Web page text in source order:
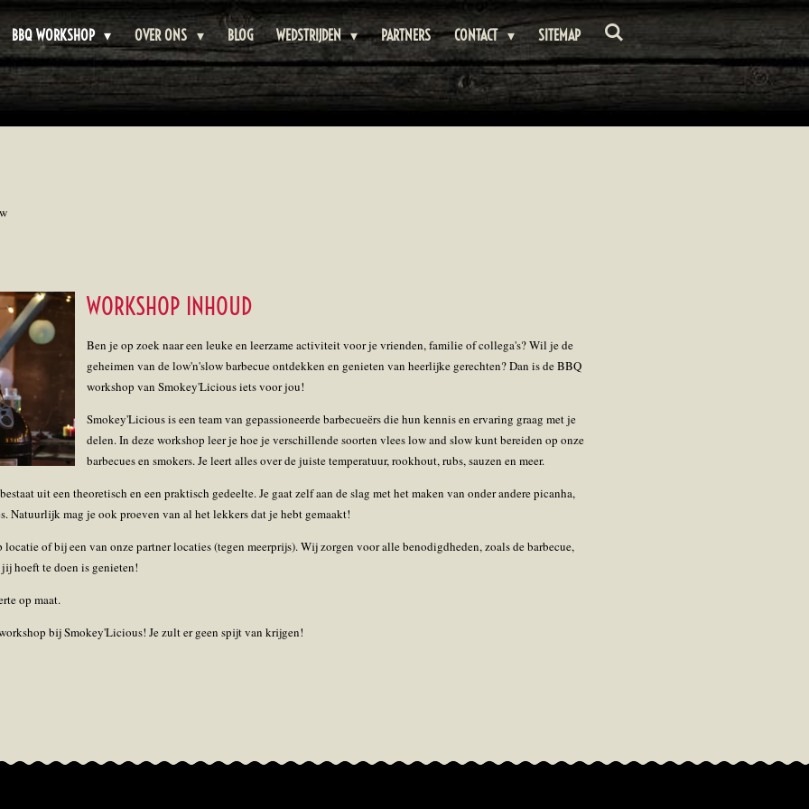
BBQ WORKSHOP OVER ONS BLOG WEDSTRIJDEN PARTNERS CONTACT SITEMAP
WORKSHOP INHOUD
Ben je op zoek naar een leuke en leerzame activiteit voor je vrienden, familie of collega's? Wil je de
geheimen van de low'n'slow barbecue ontdekken en genieten van heerlijke gerechten? Dan is de BBQ
workshop van Smokey'Licious iets voor jou!
Smokey'Licious is een team van gepassioneerde barbecueërs die hun kennis en ervaring graag met je
delen. In deze workshop leer je hoe je verschillende soorten vlees low and slow kunt bereiden op onze
barbecues en smokers. Je leert alles over de juiste temperatuur, rookhout, rubs, sauzen en meer.
uit een theoretisch en een praktisch gedeelte. Je gaat zelf aan de slag met het maken van onder andere picanha,
Natuurlijk mag je ook proeven van al het lekkers dat je hebt gemaakt!
of bij een van onze partner locaties (tegen meerprijs). Wij zorgen voor alle benodigdheden, zoals de barbecue,
hoeft te doen is genieten!
op maat.
bij Smokey'Licious! Je zult er geen spijt van krijgen!